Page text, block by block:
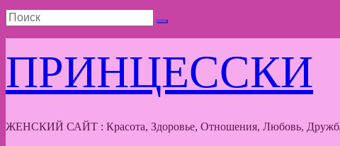
ПРИНЦЕССКИ
ЖЕНСКИЙ САЙТ : Красота, Здоровье, Отношения, Любовь,